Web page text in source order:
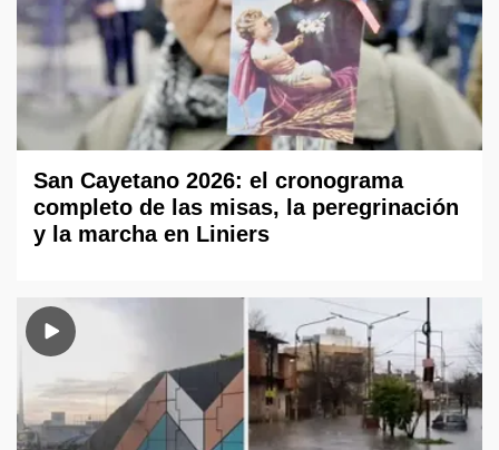
San Cayetano 2026: el cronograma
completo de las misas, la peregrinación
y la marcha en Liniers